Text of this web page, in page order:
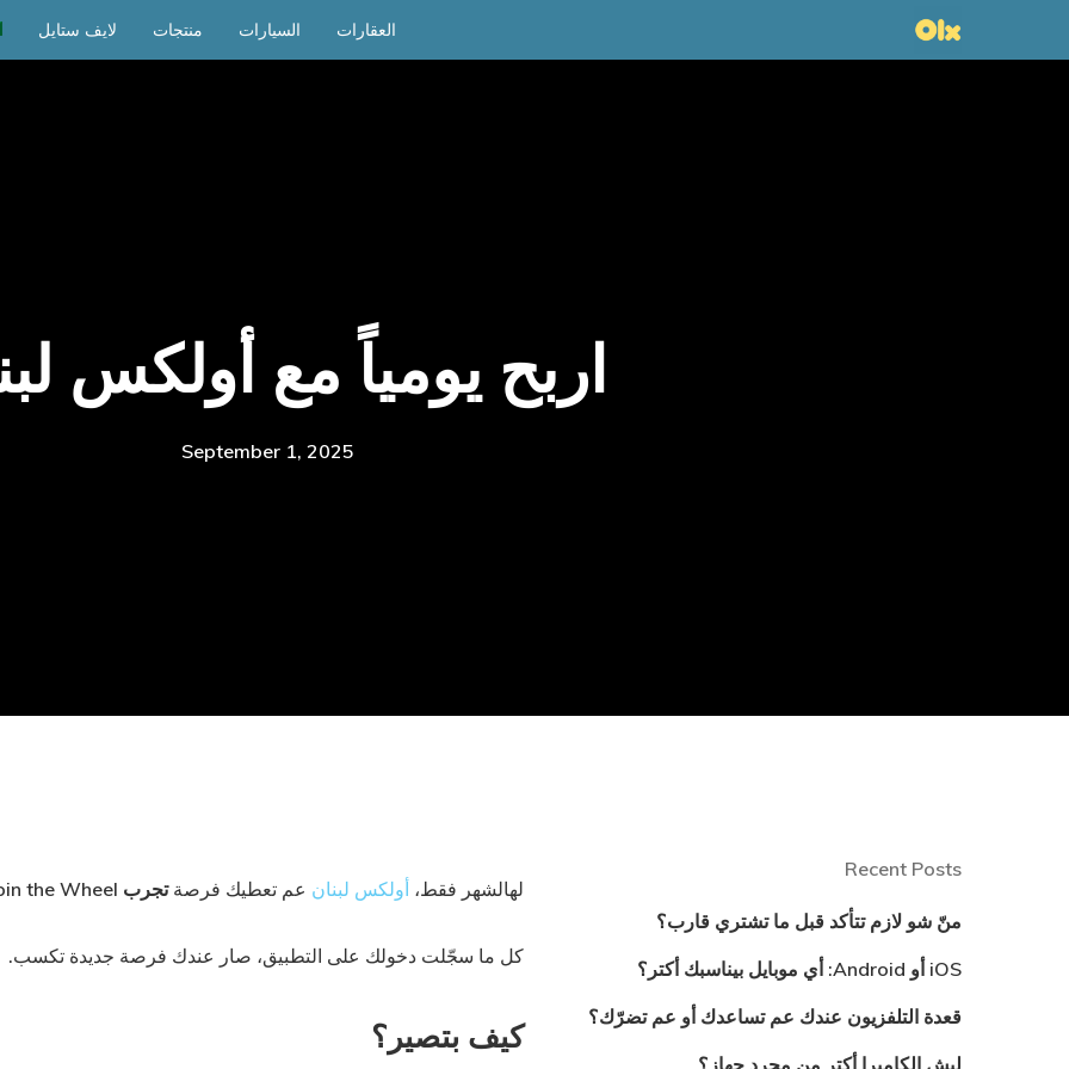
to
العقارات السيارات منتجات لايف ستايل
اربح يومياً مع أولكس
September 1, 2025
لهالشهر فقط، أولكس لبنان عم تعطيك فرصةتجرب Spin the Wheel وتربح مفاجآت يومية بمحفظتك
كل ما سجّلت دخولك على التطبيق، صار عندك فرصة جديدة تكسب.
كيف بتصير؟
Recent Posts
منّ شو لازم تتأكد قبل ما تشتري قارب؟
iOS أو Android: أي موبايل بيناسبك أكتر؟
قعدة التلفزيون عندك عم تساعدك أو عم تضرّك؟
ليش الكاميرا أكتر من مجرد جهاز؟